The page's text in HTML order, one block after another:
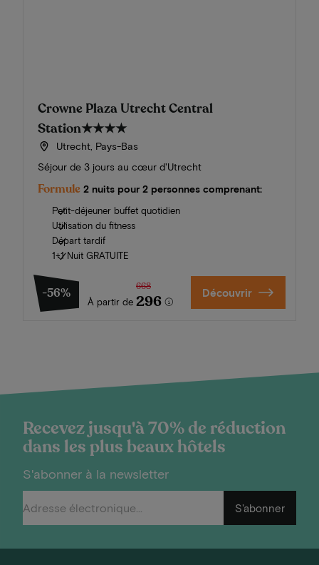
Crowne Plaza Utrecht Central
Station★★★★
Utrecht, Pays-Bas
Séjour de 3 jours au cœur d'Utrecht
Formule 2 nuits pour 2 personnes comprenant:
Petit-déjeuner buffet quotidien
Utilisation du fitness
Départ tardif
1+1 Nuit GRATUITE
-56%
À partir de
668
296 Découvrir
Recevez jusqu'à 70% de réduction
dans les plus beaux hôtels
S'abonner à la newsletter
S'abonner